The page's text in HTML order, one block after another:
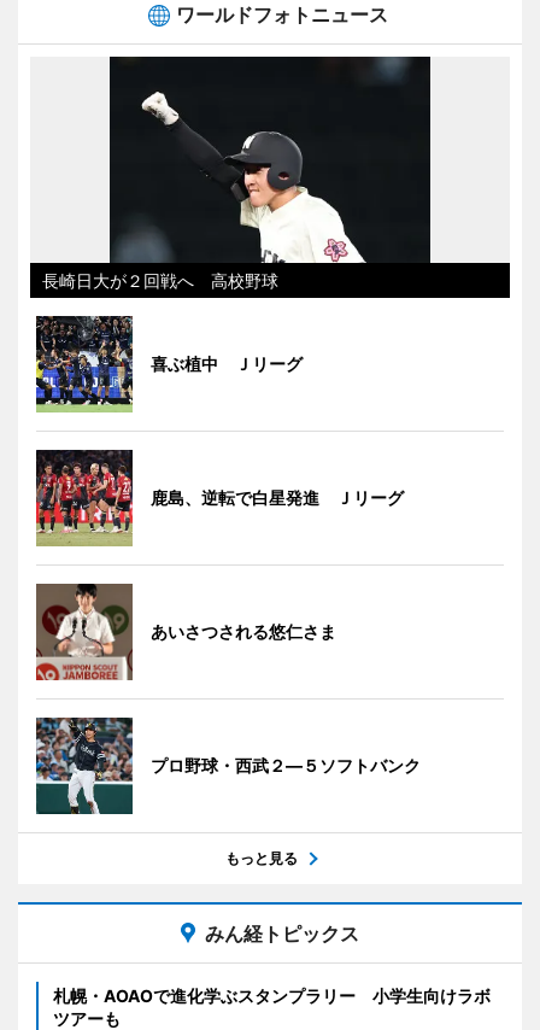
ワールドフォトニュース
長崎日大が２回戦へ 高校野球
喜ぶ植中 Ｊリーグ
鹿島、逆転で白星発進 Ｊリーグ
あいさつされる悠仁さま
プロ野球・西武２―５ソフトバンク
もっと見る
みん経トピックス
札幌・AOAOで進化学ぶスタンプラリー 小学生向けラボ
ツアーも